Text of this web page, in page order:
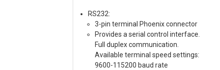
RS232:
3-pin terminal Phoenix connector
Provides a serial control interface.
Full duplex communication.
Available terminal speed settings:
9600-115200 baud rate